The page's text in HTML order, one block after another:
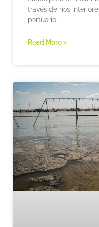
través de ríos
portuario.
Read More »